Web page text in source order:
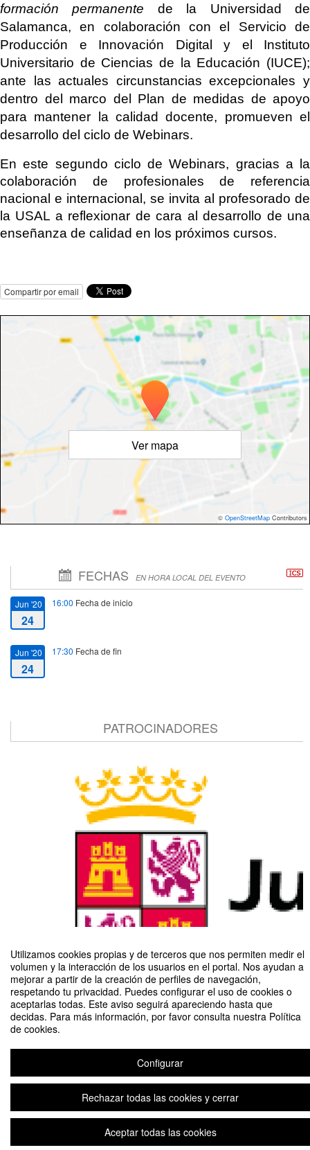
Utilizamos cookies propias y de terceros que nos permiten medir el
volumen y la interacción de los usuarios en el portal. Nos ayudan a
mejorar a partir de la creación de perfiles de navegación,
respetando tu privacidad. Puedes configurar el uso de cookies o
aceptarlas todas. Este aviso seguirá apareciendo hasta que
decidas. Para más información, por favor consulta nuestra Política
de cookies.
Configurar
Rechazar todas las cookies y cerrar
Aceptar todas las cookies
formación permanente de la Universidad de
Salamanca, en colaboración con el Servicio de
Producción e Innovación Digital y el Instituto
Universitario de Ciencias de la Educación (IUCE);
ante las actuales circunstancias excepcionales y
dentro del marco del Plan de medidas de apoyo
para mantener la calidad docente, promueven el
desarrollo del ciclo de Webinars.
En este segundo ciclo de Webinars, gracias a la
colaboración de profesionales de referencia
nacional e internacional, se invita al profesorado de
la USAL a reflexionar de cara al desarrollo de una
enseñanza de calidad en los próximos cursos.
Compartir por email
Ver mapa
© OpenStreetMap Contributors
FECHAS EN HORA LOCAL DEL EVENTO
Jun '20
24
16:00 Fecha de inicio
Jun '20
24
17:30 Fecha de fin
PATROCINADORES
WEBINAR "El papel de la innovación educativa ante la nueva normalidad
académica"
Plataforma de organización de eventos Symposium
Copyright © 2026